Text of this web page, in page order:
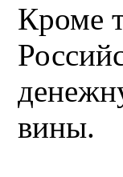
Кроме
вины.